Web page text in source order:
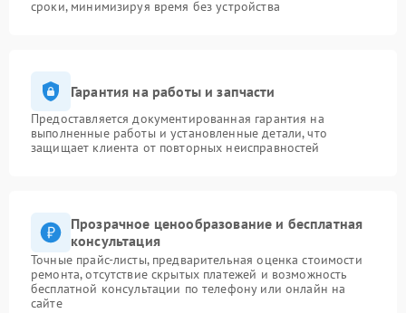
сроки, минимизируя время без устройства
Гарантия на работы и запчасти
Предоставляется документированная гарантия на
выполненные работы и установленные детали, что
защищает клиента от повторных неисправностей
Прозрачное ценообразование и бесплатная
консультация
Точные прайс-листы, предварительная оценка стоимости
ремонта, отсутствие скрытых платежей и возможность
бесплатной консультации по телефону или онлайн на
сайте